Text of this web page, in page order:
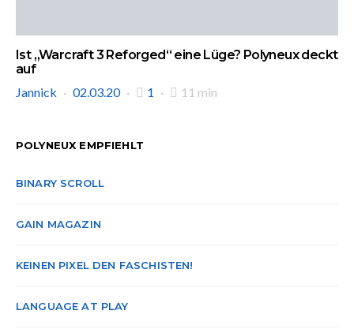
Ist „Warcraft 3 Reforged“ eine Lüge? Polyneux deckt
auf
Jannick
02.03.20 1 11 min
POLYNEUX EMPFIEHLT
BINARY SCROLL
GAIN MAGAZIN
KEINEN PIXEL DEN FASCHISTEN!
LANGUAGE AT PLAY